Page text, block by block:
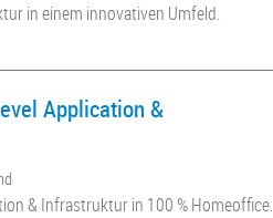
in einem innovativen Umfeld.
Application &
& Infrastruktur in 100 % Homeoffice.